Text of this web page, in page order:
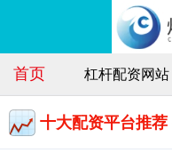
首页 杠杆配资网站
十大配资平台推荐